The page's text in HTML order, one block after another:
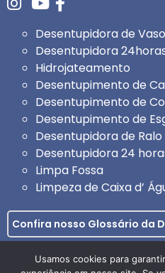
Desentupidora de
Desentupidora
Hidrojateamento
Desentupimento de
Desentupimento de
Desentupimento de
Desentupidora de Ralo
Desentupidora 24
Limpa Fossa
Limpeza de Caixa d’
Confira nosso Glossário da
Todos os direitos
Usamos cookies para